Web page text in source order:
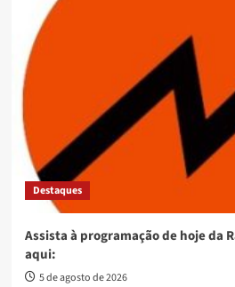
Destaques
Assista à programação de hoje da
aqui:
5 de agosto de 2026